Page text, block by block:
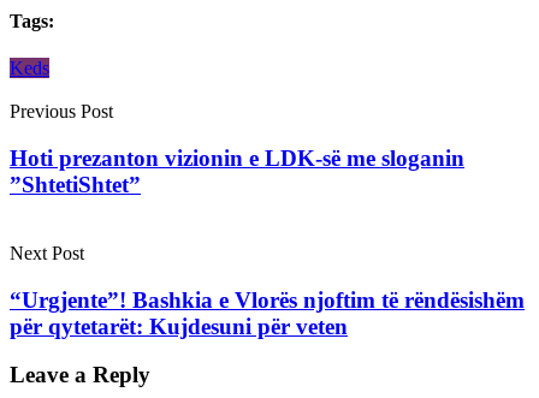
Tags:
Keds
Previous Post
Hoti prezanton vizionin e LDK-së me sloganin
”ShtetiShtet”
Next Post
“Urgjente”! Bashkia e Vlorës njoftim të rëndësishëm
për qytetarët: Kujdesuni për veten
Leave a Reply